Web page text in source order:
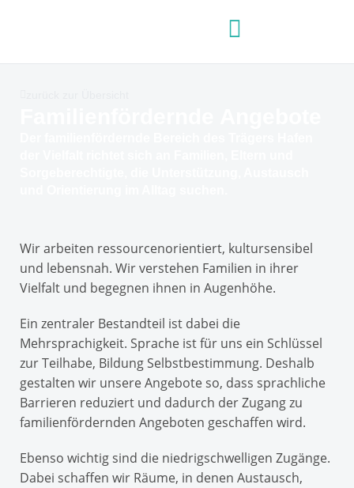
Wir arbeiten ressourcenorientiert, kultursensibel
und lebensnah. Wir verstehen Familien in ihrer
Vielfalt und begegnen ihnen in Augenhöhe.
Ein zentraler Bestandteil ist dabei die
Mehrsprachigkeit. Sprache ist für uns ein Schlüssel
zur Teilhabe, Bildung Selbstbestimmung. Deshalb
gestalten wir unsere Angebote so, dass sprachliche
Barrieren reduziert und dadurch der Zugang zu
familienfördernden Angeboten geschaffen wird.
Ebenso wichtig sind die niedrigschwelligen Zugänge.
Dabei schaffen wir Räume, in denen Austausch,